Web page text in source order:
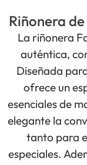
Riñonera
La riñonera
auténtica,
Diseñada
ofrece un
esenciales de
elegante la
tanto para
especiales.